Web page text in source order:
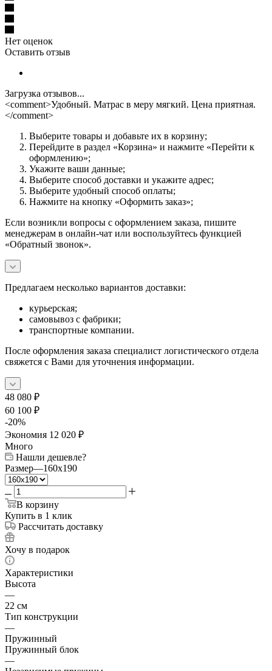
Нет оценок
Оставить отзыв
Загрузка отзывов...
<comment>Удобный. Матрас в меру мягкий. Цена приятная.
</comment>
Выберите товары и добавьте их в корзину;
Перейдите в раздел «Корзина» и нажмите «Перейти к
оформлению»;
Укажите ваши данные;
Выберите способ доставки и укажите адрес;
Выберите удобный способ оплаты;
Нажмите на кнопку «Оформить заказ»;
Если возникли вопросы с оформлением заказа, пишите
менеджерам в онлайн-чат или воспользуйтесь функцией
«Обратный звонок».
Предлагаем несколько вариантов доставки:
курьерская;
самовывоз с фабрики;
транспортные компании.
После оформления заказа специалист логистического отдела
свяжется с Вами для уточнения информации.
48 080 ₽
60 100 ₽
-20%
Экономия 12 020 ₽
Много
Нашли дешевле?
Размер—160x190
В корзину
Купить в 1 клик
Рассчитать доставку
Хочу в подарок
Характеристики
Высота
—
22 см
Тип конструкции
—
Пружинный
Пружинный блок
—